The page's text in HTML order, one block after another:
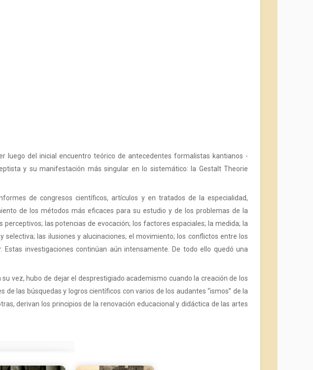
luego del inicial encuentro teórico de antecedentes formalistas kantianos -
y su manifestación más singular en lo sistemático: la Gestalt Theorie
de congresos científicos, artículos y en tratados de la especialidad,
de los métodos más eficaces para su estudio y de los problemas de la
las potencias de evocación; los factores espaciales; la medida; la
las ilusiones y alucinaciones; el movimiento; los conflictos entre los
investigaciones continúan aún intensamente. De todo ello quedó una
vez, hubo de dejar el desprestigiado academismo cuando la creación de los
las búsquedas y logros científicos con varios de los audantes “ismos” de la
derivan los principios de la renovación educacional y didáctica de las artes